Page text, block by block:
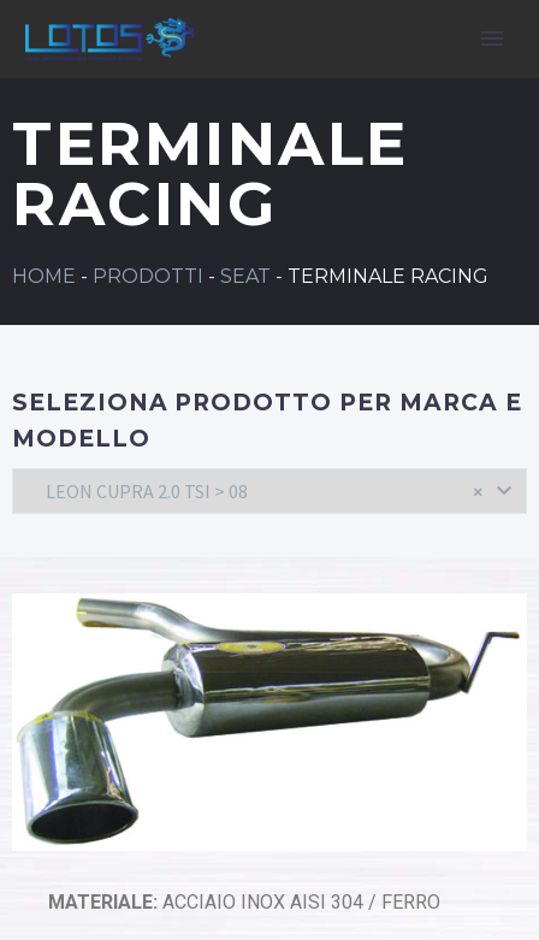
TERMINALE
RACING
HOME - PRODOTTI - SEAT - TERMINALE RACING
SELEZIONA PRODOTTO PER MARCA E
MODELLO
×
LEON CUPRA 2.0 TSI > 08
MATERIALE: ACCIAIO INOX AISI 304 / FERRO